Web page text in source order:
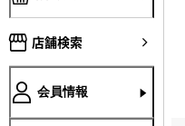
店舗検索
会員情報